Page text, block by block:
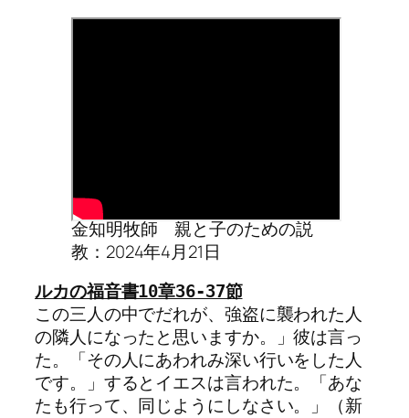
金知明牧師 親と子のための説
教：2024年4月21日
ルカの福音書10章36-37節
この三人の中でだれが、強盗に襲われた人
の隣人になったと思いますか。」彼は言っ
た。「その人にあわれみ深い行いをした人
です。」するとイエスは言われた。「あな
たも行って、同じようにしなさい。」（新